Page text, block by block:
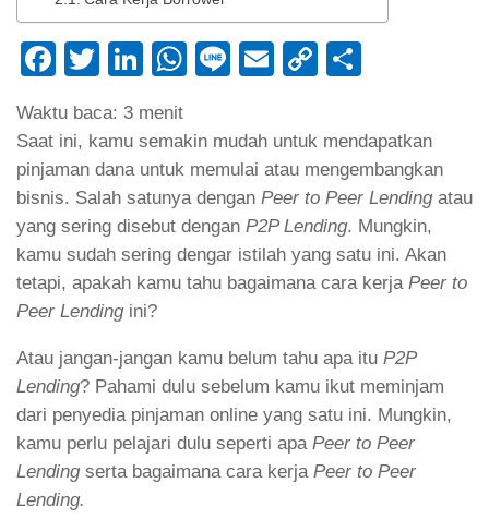
Facebook
TwitterLinkedIn
WhatsApp
LineEmailCopy
Waktu baca: 3 menit
Saat ini, kamu semakin mudah untuk mendapatkan
pinjaman dana untuk memulai atau mengembangkan
bisnis. Salah satunya dengan Peer to Peer Lending atau
yang sering disebut dengan P2P Lending. Mungkin,
kamu sudah sering dengar istilah yang satu ini. Akan
tetapi, apakah kamu tahu bagaimana cara kerja Peer to
Peer Lending ini?
Atau jangan-jangan kamu belum tahu apa itu P2P
Lending? Pahami dulu sebelum kamu ikut meminjam
dari penyedia pinjaman online yang satu ini. Mungkin,
kamu perlu pelajari dulu seperti apa Peer to Peer
Lending serta bagaimana cara kerja Peer to Peer
Lending.